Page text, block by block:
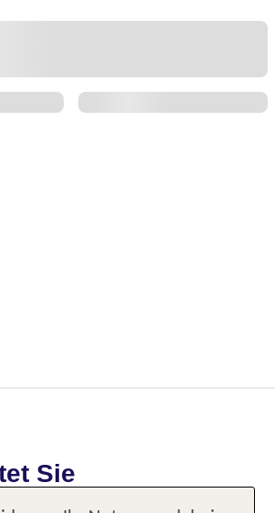
Sie